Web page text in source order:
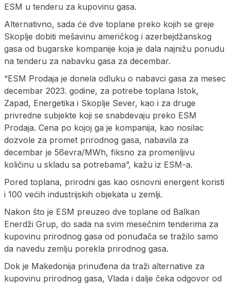
ESM u tenderu za kupovinu gasa.
Alternativno, sada će dve toplane preko kojih se greje
Skoplje dobiti mešavinu američkog i azerbejdžanskog
gasa od bugarske kompanije koja je dala najnižu ponudu
na tenderu za nabavku gasa za decembar.
“ESM Prodaja je donela odluku o nabavci gasa za mesec
decembar 2023. godine, za potrebe toplana Istok,
Zapad, Energetika i Skoplje Sever, kao i za druge
privredne subjekte koji se snabdevaju preko ESM
Prodaja. Cena po kojoj ga je kompanija, kao nosilac
dozvole za promet prirodnog gasa, nabavila za
decembar je 56evra/MWh, fiksno za promenljivu
količinu u skladu sa potrebama”, kažu iz ESM-a.
Pored toplana, prirodni gas kao osnovni energent koristi
i 100 većih industrijskih objekata u zemlji.
Nakon što je ESM preuzeo dve toplane od Balkan
Enerdži Grup, do sada na svim mesečnim tenderima za
kupovinu prirodnog gasa od ponuđača se tražilo samo
da navedu zemlju porekla prirodnog gasa.
Dok je Makedonija prinuđena da traži alternative za
kupovinu prirodnog gasa, Vlada i dalje čeka odgovor od